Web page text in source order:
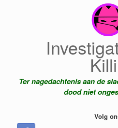
Ter nagedachtenis aan de
dood niet
Volg